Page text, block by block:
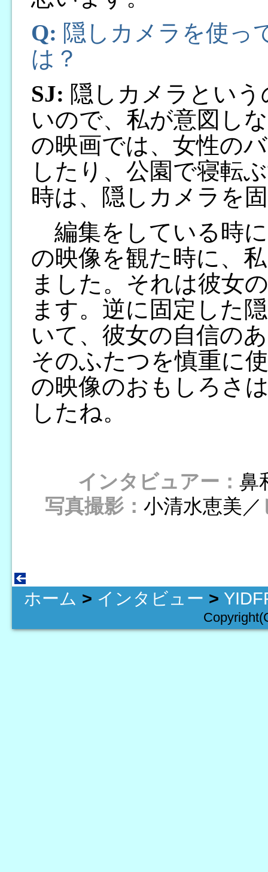
Q: 隠しカメラを使っ
は？
SJ: 隠しカメラとい
いので、私が意図し
の映画では、女性の
したり、公園で寝転
時は、隠しカメラを
編集をしている時
の映像を観た時に、
ました。それは彼女
ます。逆に固定した
いて、彼女の自信の
そのふたつを慎重に
の映像のおもしろさ
したね。
インタビュアー：鼻
写真撮影：小清水恵美／
ホーム > インタビュー >